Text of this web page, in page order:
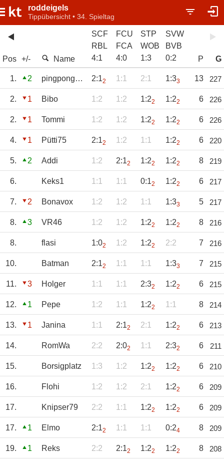
roddeigels
Tippübersicht • 34. Spieltag
Pos +/- Name
SCF
RBL
4:1
FCU
FCA
4:0
STP
WOB
1:3
SVW
BVB
0:2 P G
1. 2 pingpongklaus 2:12 1:1 2:1 1:33 13 227
2. 1 Bibo 1:2 1:2 1:22 1:22 6 226
2. 1 Tommi 1:2 1:2 1:22 1:22 6 226
4. 1 Pütti75 2:12 1:2 1:1 1:22 6 220
5. 2 Addi 1:2 2:12 1:22 1:22 8 219
6. Keks1 1:1 1:1 0:12 1:22 6 217
7. 2 Bonavox 1:2 1:2 1:1 1:33 5 217
8. 3 VR46 1:2 1:2 1:22 1:22 8 216
8. flasi 1:02 1:2 1:22 2:2 7 216
10. Batman 2:12 1:1 1:1 1:33 7 215
11. 3 Holger 1:1 1:1 2:32 1:22 6 215
12. 1 Pepe 1:2 1:1 1:22 1:1 8 214
13. 1 Janina 1:1 2:12 2:1 1:22 6 213
14. RomWa 2:2 2:02 1:1 2:32 6 211
15. Borsigplatz 1:3 1:2 1:22 1:22 6 210
16. Flohi 1:2 1:2 2:1 1:22 6 209
17. Knipser79 2:2 1:1 1:22 1:22 6 209
17. 1 Elmo 2:12 1:1 1:1 0:24 8 209
19. 1 Reks 2:2 2:12 1:22 1:22 8 208